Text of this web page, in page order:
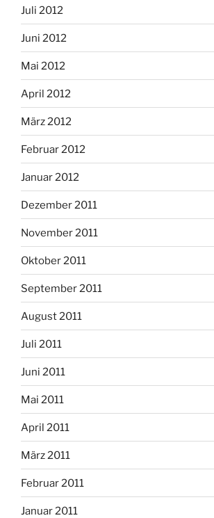
Juli 2012
Juni 2012
Mai 2012
April 2012
März 2012
Februar 2012
Januar 2012
Dezember 2011
November 2011
Oktober 2011
September 2011
August 2011
Juli 2011
Juni 2011
Mai 2011
April 2011
März 2011
Februar 2011
Januar 2011